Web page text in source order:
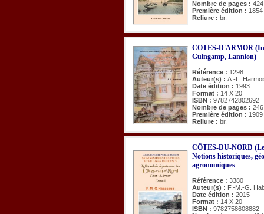
Nombre de pages : 424
Première édition : 1854
Reliure : br.
COTES-D'ARMOR
Guingamp, Lannion)
Référence : 1298
Auteur(s) : A.-L.
Date édition : 1993
Format : 14 X 20
ISBN : 9782742802692
Nombre de pages : 246
Première édition : 1909
Reliure : br.
CÔTES-DU-NORD
Notions historiques,
agronomiques
Référence : 3380
Auteur(s) : F.-M.-G.
Date édition : 2015
Format : 14 X 20
ISBN : 9782758608882